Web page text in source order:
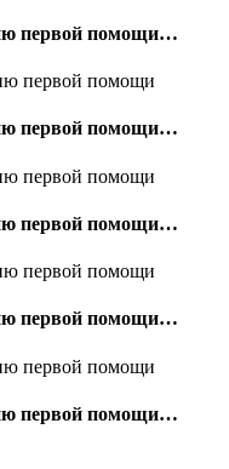
первой помощи…
первой помощи…
первой помощи…
первой помощи…
первой помощи…